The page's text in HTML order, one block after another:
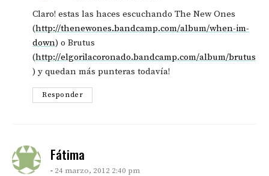
Claro! estas las haces escuchando The New Ones
(http://thenewones.bandcamp.com/album/when-im-
down) o Brutus
(http://elgorilacoronado.bandcamp.com/album/brutus
) y quedan más punteras todavía!
Responder
Fátima
24 marzo, 2012 2:40 pm